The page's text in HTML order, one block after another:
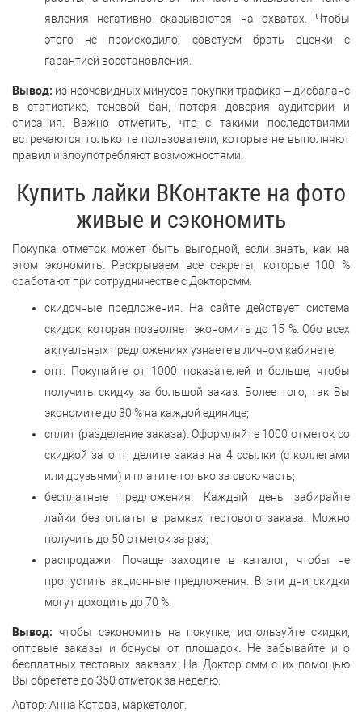
явления негативно сказываются на охватах. Чтобы
этого не происходило, советуем брать оценки с
гарантией восстановления.
Вывод: из неочевидных минусов покупки трафика – дисбаланс
в статистике, теневой бан, потеря доверия аудитории и
списания. Важно отметить, что с такими последствиями
встречаются только те пользователи, которые не выполняют
правил и злоупотребляют возможностями.
Купить лайки ВКонтакте на фото
живые и сэкономить
Покупка отметок может быть выгодной, если знать, как на
этом экономить. Раскрываем все секреты, которые 100 %
сработают при сотрудничестве с Докторсмм:
скидочные предложения. На сайте действует система
скидок, которая позволяет экономить до 15 %. Обо всех
актуальных предложениях узнаете в личном кабинете;
опт. Покупайте от 1000 показателей и больше, чтобы
получить скидку за большой заказ. Более того, так Вы
экономите до 30 % на каждой единице;
сплит (разделение заказа). Оформляйте 1000 отметок со
скидкой за опт, делите заказ на 4 ссылки (с коллегами
или друзьями) и платите только за свою часть;
бесплатные предложения. Каждый день забирайте
лайки без оплаты в рамках тестового заказа. Можно
получить до 50 отметок за раз;
распродажи. Почаще заходите в каталог, чтобы не
пропустить акционные предложения. В эти дни скидки
могут доходить до 70 %.
Вывод: чтобы сэкономить на покупке, используйте скидки,
оптовые заказы и бонусы от площадок. Не забывайте и о
бесплатных тестовых заказах. На Доктор смм с их помощью
Вы обретёте до 350 отметок за неделю.
Автор: Анна Котова, маркетолог.